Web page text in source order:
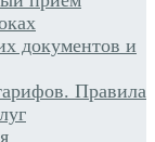
документов и
Правила